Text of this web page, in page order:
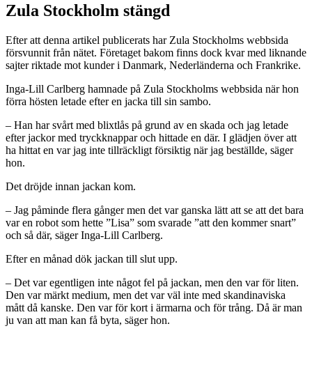
Zula Stockholm stängd
Efter att denna artikel publicerats har Zula Stockholms webbsida
försvunnit från nätet. Företaget bakom finns dock kvar med liknande
sajter riktade mot kunder i Danmark, Nederländerna och Frankrike.
Inga-Lill Carlberg hamnade på Zula Stockholms webbsida när hon
förra hösten letade efter en jacka till sin sambo.
– Han har svårt med blixtlås på grund av en skada och jag letade
efter jackor med tryckknappar och hittade en där. I glädjen över att
ha hittat en var jag inte tillräckligt försiktig när jag beställde, säger
hon.
Det dröjde innan jackan kom.
– Jag påminde flera gånger men det var ganska lätt att se att det bara
var en robot som hette ”Lisa” som svarade ”att den kommer snart”
och så där, säger Inga-Lill Carlberg.
Efter en månad dök jackan till slut upp.
– Det var egentligen inte något fel på jackan, men den var för liten.
Den var märkt medium, men det var väl inte med skandinaviska
mått då kanske. Den var för kort i ärmarna och för trång. Då är man
ju van att man kan få byta, säger hon.